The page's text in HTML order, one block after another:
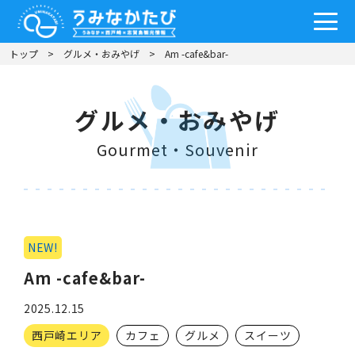
トップ グルメ・おみやげ Am -cafe&bar-
グルメ・おみやげ
Gourmet・Souvenir
NEW!
Am -cafe&bar-
2025.12.15
西戸崎エリア
カフェ グルメ スイーツ